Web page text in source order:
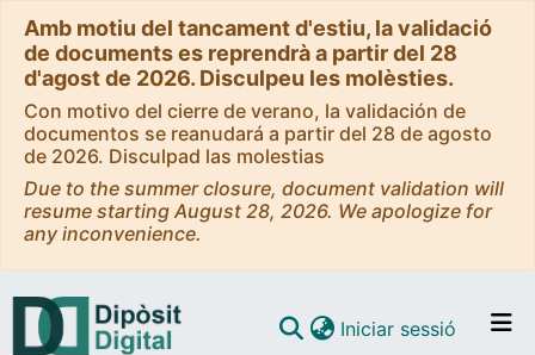
Amb motiu del tancament d'estiu, la validació
de documents es reprendrà a partir del 28
d'agost de 2026. Disculpeu les molèsties.
Con motivo del cierre de verano, la validación de
documentos se reanudará a partir del 28 de agosto
de 2026. Disculpad las molestias
Due to the summer closure, document validation will
resume starting August 28, 2026. We apologize for
any inconvenience.
Iniciar sessió (current)